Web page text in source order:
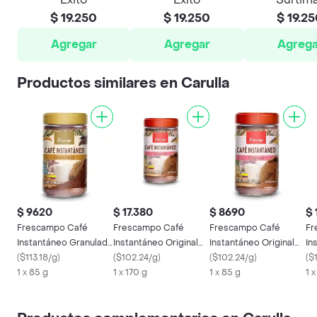
$ 19.250
Agregar
$ 19.250
Agregar
$
Productos similares en Carulla
$ 9620
Frescampo Café
Instantáneo Granulado
Frasco
($113.18/g)
1 x 85 g
$ 17.380
Frescampo Café
Instantáneo Original
Frasco
($102.24/g)
1 x 170 g
$ 8690
Frescampo Café
Instantáneo Original
Frasco
($102.24/g)
1 x 85 g
$
(
1